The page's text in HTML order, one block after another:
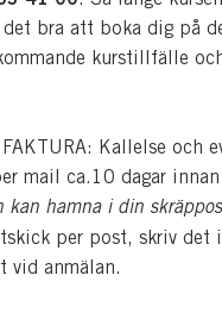
det bra att boka dig på
kurstillfälle
Kallelse och
mail ca.10 dagar
kan hamna i din
per post, skriv det i
vid anmälan.